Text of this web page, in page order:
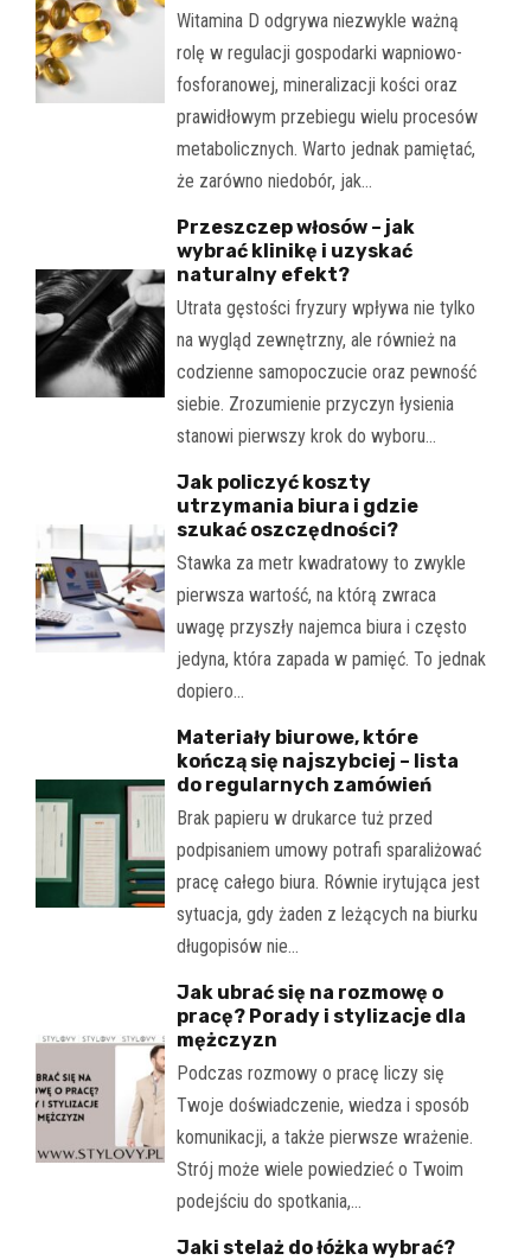
Witamina D odgrywa niezwykle ważną
rolę w regulacji gospodarki wapniowo-
fosforanowej, mineralizacji kości oraz
prawidłowym przebiegu wielu procesów
metabolicznych. Warto jednak pamiętać,
że zarówno niedobór, jak…
Przeszczep włosów – jak
wybrać klinikę i uzyskać
naturalny efekt?
Utrata gęstości fryzury wpływa nie tylko
na wygląd zewnętrzny, ale również na
codzienne samopoczucie oraz pewność
siebie. Zrozumienie przyczyn łysienia
stanowi pierwszy krok do wyboru…
Jak policzyć koszty
utrzymania biura i gdzie
szukać oszczędności?
Stawka za metr kwadratowy to zwykle
pierwsza wartość, na którą zwraca
uwagę przyszły najemca biura i często
jedyna, która zapada w pamięć. To jednak
dopiero…
Materiały biurowe, które
kończą się najszybciej – lista
do regularnych zamówień
Brak papieru w drukarce tuż przed
podpisaniem umowy potrafi sparaliżować
pracę całego biura. Równie irytująca jest
sytuacja, gdy żaden z leżących na biurku
długopisów nie…
Jak ubrać się na rozmowę o
pracę? Porady i stylizacje dla
mężczyzn
Podczas rozmowy o pracę liczy się
Twoje doświadczenie, wiedza i sposób
komunikacji, a także pierwsze wrażenie.
Strój może wiele powiedzieć o Twoim
podejściu do spotkania,…
Jaki stelaż do łóżka wybrać?